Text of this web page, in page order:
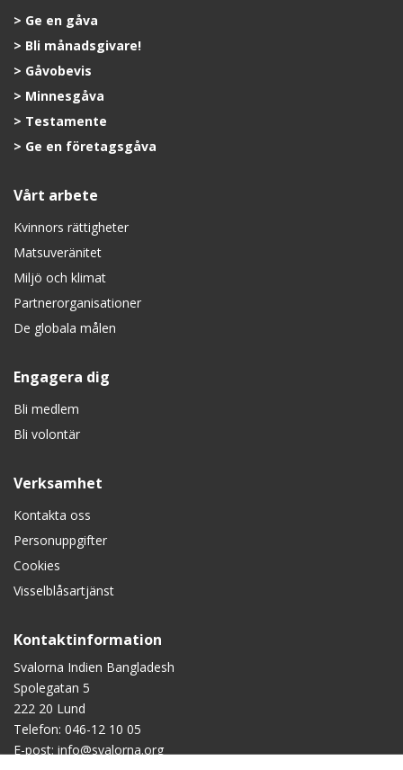
Ge en gåva
Bli månadsgivare!
Gåvobevis
Minnesgåva
Testamente
Ge en företagsgåva
Vårt arbete
Kvinnors rättigheter
Matsuveränitet
Miljö och klimat
Partnerorganisationer
De globala målen
Engagera dig
Bli medlem
Bli volontär
Verksamhet
Kontakta oss
Personuppgifter
Cookies
Visselblåsartjänst
Kontaktinformation
Svalorna Indien Bangladesh
Spolegatan 5
222 20 Lund
Telefon: 046-12 10 05
E-post:info@svalorna.org